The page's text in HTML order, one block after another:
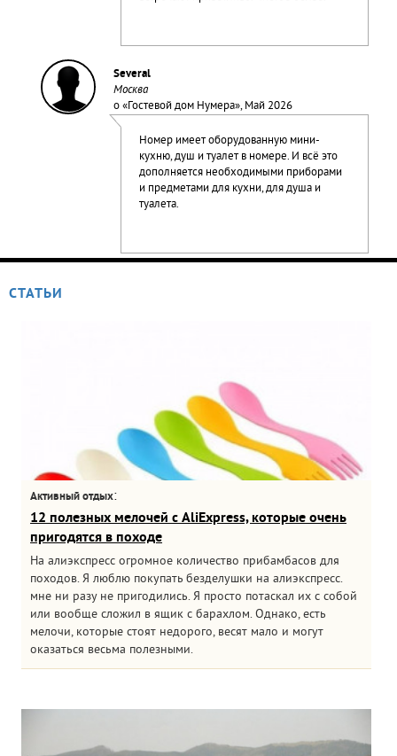
Several
Москва
о «Гостевой дом Нумера», Май 2026
Номер имеет оборудованную мини-
кухню, душ и туалет в номере. И всё это
дополняется необходимыми приборами
и предметами для кухни, для душа и
туалета.
СТАТЬИ
Активный отдых:
12 полезных мелочей с AliExpress, которые очень
пригодятся в походе
На алиэкспресс огромное количество прибамбасов для
походов. Я люблю покупать безделушки на алиэкспресс.
мне ни разу не пригодились. Я просто потаскал их с собой
или вообще сложил в ящик с барахлом. Однако, есть
мелочи, которые стоят недорого, весят мало и могут
оказаться весьма полезными.